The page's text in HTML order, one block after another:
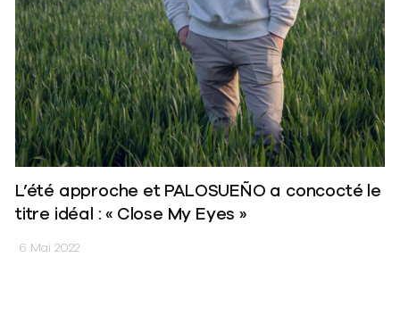
L’été approche et PALOSUEÑO a concocté le
titre idéal : « Close My Eyes »
6 Mai 2022